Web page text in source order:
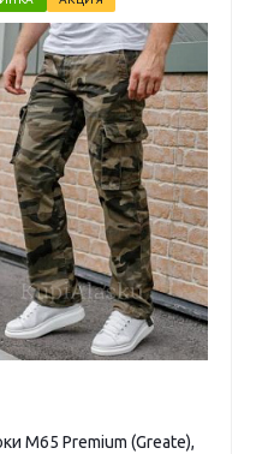
M65 Premium (Greate),